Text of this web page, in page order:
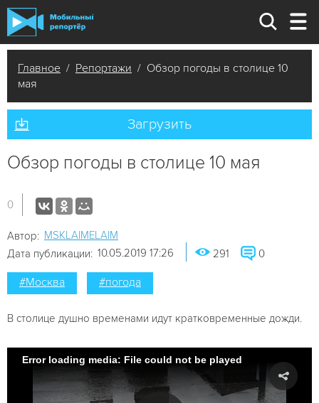
Главное / Репортажи / Обзор погоды в столице 10
мая
Загрузить
Обзор погоды в столице 10 мая
0
Автор: MSKLAIMELAIM
Дата публикации: 10.05.2019 17:26 291 0
#Москва #погода
В столице душно временами идут кратковременные дожди.
Error loading media: File could not be played